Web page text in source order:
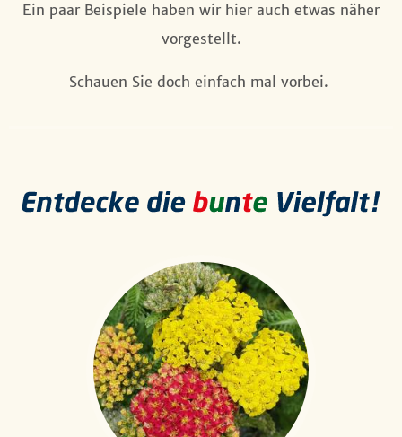
Ein paar Beispiele haben wir hier auch etwas näher
vorgestellt.
Schauen Sie doch einfach mal vorbei.